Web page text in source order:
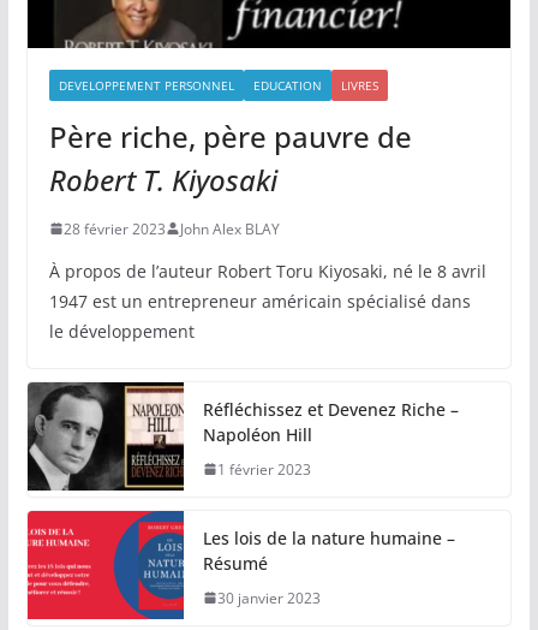
DEVELOPPEMENT PERSONNEL EDUCATION LIVRES
Père riche, père pauvre de
Robert T. Kiyosaki
28 février 2023 John Alex BLAY
À propos de l’auteur Robert Toru Kiyosaki, né le 8 avril
1947 est un entrepreneur américain spécialisé dans
le développement
Réfléchissez et Devenez Riche –
Napoléon Hill
1 février 2023
Les lois de la nature humaine –
Résumé
30 janvier 2023